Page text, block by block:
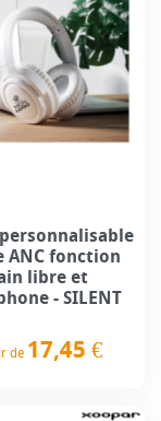
ANC fonction
libre et
- SILENT
de 17,45 €